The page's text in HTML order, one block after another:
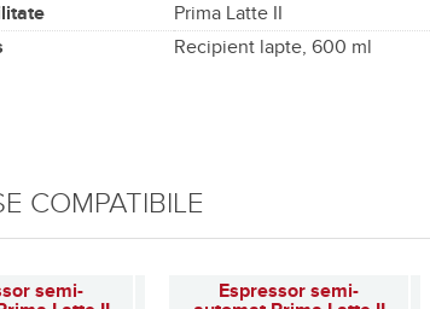
Prima Latte II
Recipient lapte, 600 ml
COMPATIBILE
semi-
Espressor semi-